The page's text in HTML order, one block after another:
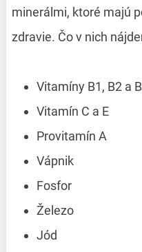
minerálmi, ktoré majú
zdravie. Čo v nich
Vitamíny B1, B2 a
Vitamín C a E
Provitamín A
Vápnik
Fosfor
Železo
Jód